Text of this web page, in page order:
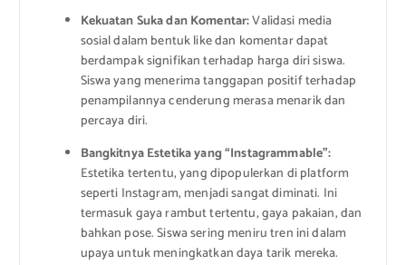
Kekuatan Suka dan Komentar:Validasi media
sosial dalam bentuk like dan komentar dapat
berdampak signifikan terhadap harga diri siswa.
Siswa yang menerima tanggapan positif terhadap
penampilannya cenderung merasa menarik dan
percaya diri.
Bangkitnya Estetika yang “Instagrammable”:
Estetika tertentu, yang dipopulerkan di platform
seperti Instagram, menjadi sangat diminati. Ini
termasuk gaya rambut tertentu, gaya pakaian, dan
bahkan pose. Siswa sering meniru tren ini dalam
upaya untuk meningkatkan daya tarik mereka.